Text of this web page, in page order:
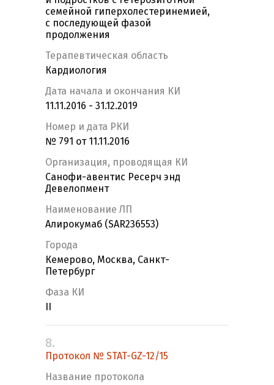
семейной гиперхолестеринемией,
с последующей фазой
продолжения
Терапевтическая область
Кардиология
Дата начала и окончания КИ
11.11.2016 - 31.12.2019
Номер и дата РКИ
№ 791 от 11.11.2016
Организация, проводящая КИ
Санофи-авентис Ресерч энд
Девелопмент
Наименование ЛП
Алирокумаб (SAR236553)
Города
Кемерово, Москва, Санкт-
Петербург
Фаза КИ
8.
Протокол № STAT-GZ-12/15
Название протокола